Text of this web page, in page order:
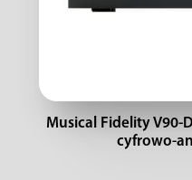
Musical Fidelity V90-
cyfrowo-